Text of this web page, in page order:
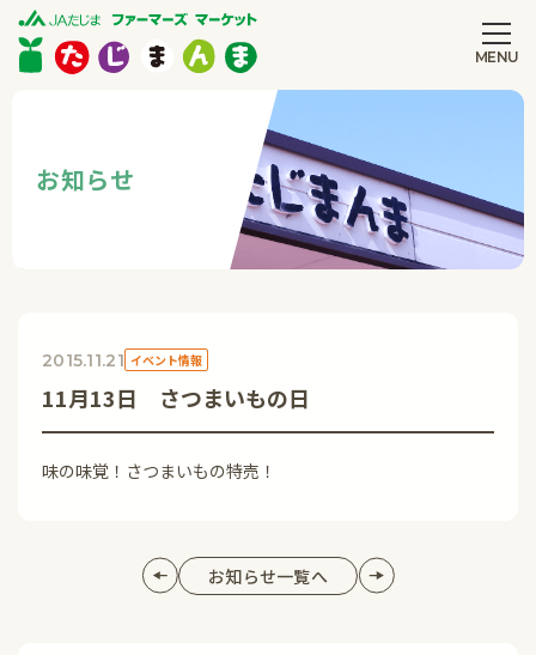
MENU
お知らせ
2015.11.21 イベント情報
11月13日 さつまいもの日
味の味覚！さつまいもの特売！
お知らせ一覧へ